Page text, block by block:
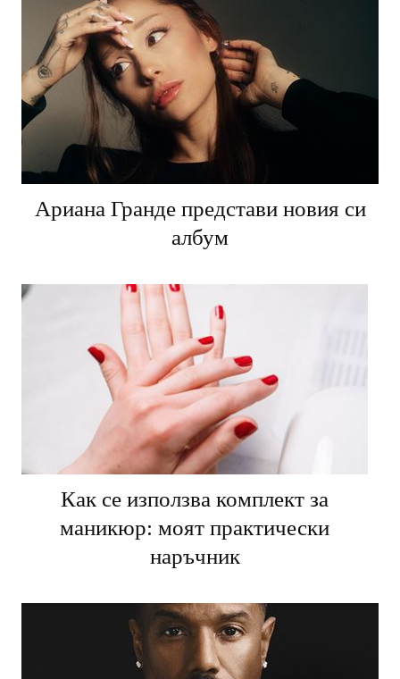
Ариана Гранде представи новия си
албум
Как се използва комплект за
маникюр: моят практически
наръчник